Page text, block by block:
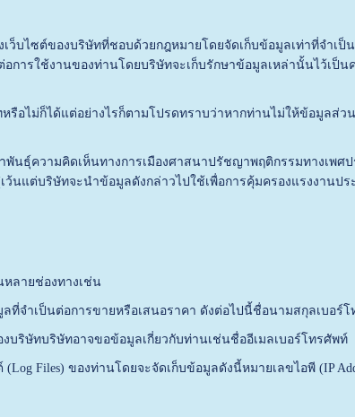
องบริษัทที่ชอบด้วยกฎหมายโดยจัดเก็บข้อมูลเท่าที่จำเป็นต
ารใช้งานของท่านโดยบริษัทจะเก็บรักษาข้อมูลเหล่านั้นไว้เป็
ด้แต่อย่างไรก็ตามโปรดทราบว่าหากท่านไม่ให้ข้อมูลส่วนบุ
วามคิดเห็นทางการเมืองศาสนาปรัชญาพฤติกรรมทางเพศ
นแต่บริษัทจะนำข้อมูลดังกล่าวไปใช้เพื่อการคุ้มครองแรงงาน
ายช่องทางเช่น
นต่อการขายหรือเสนอราคา ดังต่อไปนี้ชื่อนามสกุลเบอร์โท
บริษัทอาจขอข้อมูลเกี่ยวกับท่านเช่นชื่ออีเมลเบอร์โทรศัพท์
ของท่านโดยจะจัดเก็บข้อมูลดังนี้หมายเลขไอพี (IP